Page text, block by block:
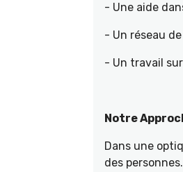
- Une aide
- Un réseau
- Un travail
Notre
Dans une
des